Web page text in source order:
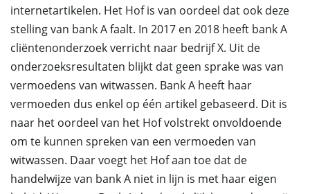
internetartikelen. Het Hof is van oordeel dat ook deze
stelling van bank A faalt. In 2017 en 2018 heeft bank A
cliëntenonderzoek verricht naar bedrijf X. Uit de
onderzoeksresultaten blijkt dat geen sprake was van
vermoedens van witwassen. Bank A heeft haar
vermoeden dus enkel op één artikel gebaseerd. Dit is
naar het oordeel van het Hof volstrekt onvoldoende
om te kunnen spreken van een vermoeden van
witwassen. Daar voegt het Hof aan toe dat de
handelwijze van bank A niet in lijn is met haar eigen